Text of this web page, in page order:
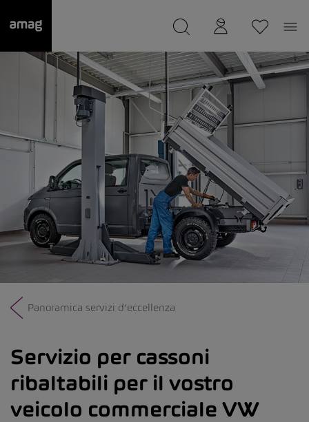
Il suo garage è stato salvato
Panoramica servizi d’eccellenza
Servizio per cassoni
ribaltabili per il vostro
veicolo commerciale VW